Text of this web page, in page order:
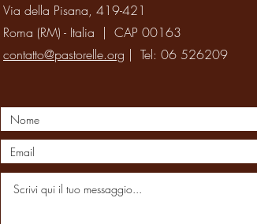
Via della Pisana, 419-421
Roma (RM) - Italia | CAP 00163
contatto@pastorelle.org | Tel: 06 526209